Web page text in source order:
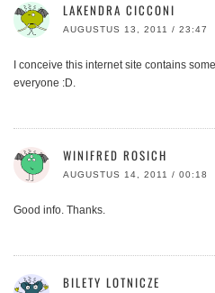
LAKENDRA CICCONI
AUGUSTUS 13, 2011 / 23:47
I conceive this internet site contains
everyone :D.
WINIFRED ROSICH
AUGUSTUS 14, 2011 / 00:18
Good info. Thanks.
BILETY LOTNICZE